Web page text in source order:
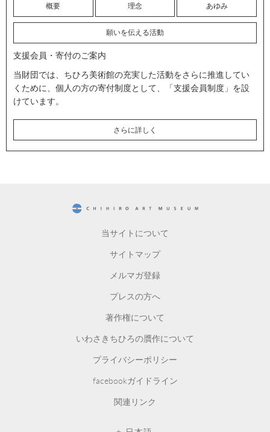
概要 理念 あゆみ
願いを伝える活動
支援会員・寄付のご案内
当財団では、ちひろ美術館の充実した活動をさらに推進してい
くために、個人の方の寄付制度として、「支援会員制度」を設
けています。
さらに詳しく
当サイトについて
サイトマップ
メルマガ登録
プレスの方へ
著作権について
いわさきちひろの贋作について
プライバシーポリシー
facebookガイドライン
関連リンク